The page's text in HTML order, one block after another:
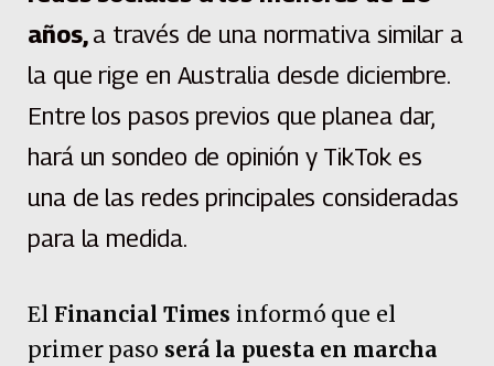
años,a través de una normativa similar a
la que rige en Australia desde diciembre.
Entre los pasos previos que planea dar,
hará un sondeo de opinión y TikTok es
una de las redes principales consideradas
para la medida.
El Financial Times informó que el
primer paso será la puesta en marcha